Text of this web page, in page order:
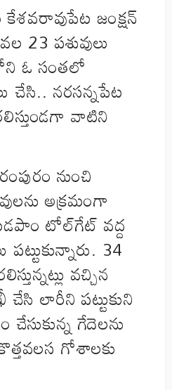
జంక్షన్‌
23 పశువులు
ఓ సంతలో
చేసి.. నరసన్నపేట
వాటిని
నుంచి
అక్రమంగా
టోల్‌గేట్‌ వద్ద
34
వచ్చిన
లారీని పట్టుకుని
గేదెలను
గోశాలకు